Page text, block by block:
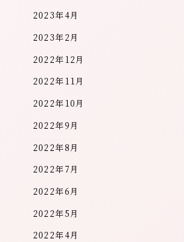
2023年4月
2023年2月
2022年12月
2022年11月
2022年10月
2022年9月
2022年8月
2022年7月
2022年6月
2022年5月
2022年4月